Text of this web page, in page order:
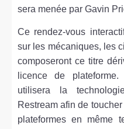
sera menée par Gavin
Ce rendez-vous
sur les mécaniques, les
composeront ce titre
licence de
utilisera la
Restream afin de
plateformes en même